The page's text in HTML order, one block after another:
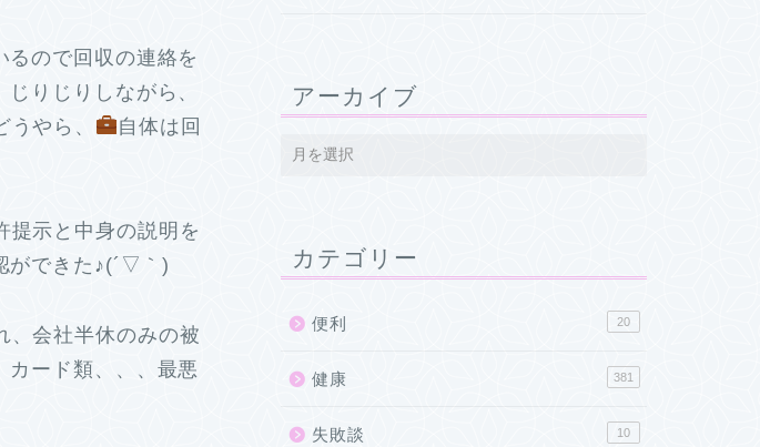
ので回収の連絡を
りじりしながら、
やら、
自体は回
示と中身の説明を
ができた♪(´▽｀)
、会社半休のみの被
カード類、、、最悪
アーカイブ
カテゴリー
便利 20
健康 381
失敗談 10